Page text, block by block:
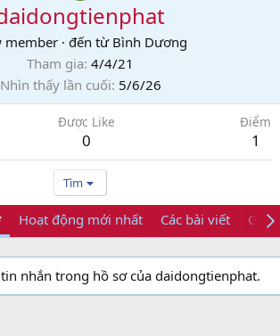
member · đến từ Bình Dương
Tham gia 4/4/21
Nhìn thấy lần cuối 5/6/26
Được Like
0
Điểm
1
Tìm
Hoạt động mới nhất Các bài viết Giới
nhắn trong hồ sơ của daidongtienphat.